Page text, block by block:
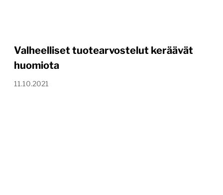
Valheelliset tuotearvostelut keräävät
huomiota
11.10.2021